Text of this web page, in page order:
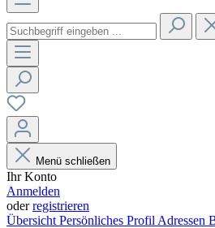
Menü schließen
Ihr Konto
Anmelden
oderregistrieren
Übersicht Persönliches Profil Adressen